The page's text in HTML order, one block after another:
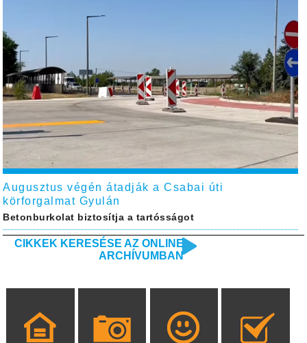
Augusztus végén átadják a Csabai úti
körforgalmat Gyulán
Betonburkolat biztosítja a tartósságot
CIKKEK KERESÉSE AZ ONLINE
ARCHÍVUMBAN